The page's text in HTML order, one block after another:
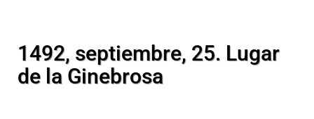
1492, septiembre, 25. Lugar
de la Ginebrosa